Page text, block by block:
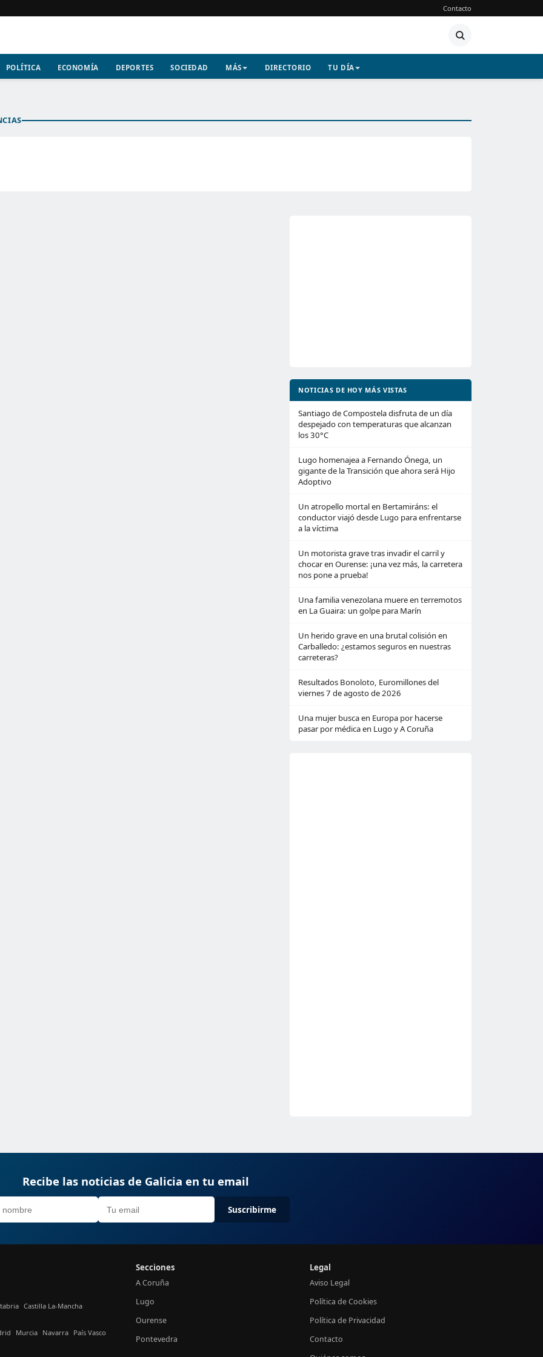
Contacto
POLÍTICA ECONOMÍA DEPORTES SOCIEDAD MÁS DIRECTORIO TU DÍA
NOTICIAS DE HOY MÁS VISTAS
Santiago de Compostela disfruta de un día
despejado con temperaturas que alcanzan
los 30°C
Lugo homenajea a Fernando Ónega, un
gigante de la Transición que ahora será Hijo
Adoptivo
Un atropello mortal en Bertamiráns: el
conductor viajó desde Lugo para enfrentarse
a la víctima
Un motorista grave tras invadir el carril y
chocar en Ourense: ¡una vez más, la carretera
nos pone a prueba!
Una familia venezolana muere en terremotos
en La Guaira: un golpe para Marín
Un herido grave en una brutal colisión en
Carballedo: ¿estamos seguros en nuestras
carreteras?
Resultados Bonoloto, Euromillones del
viernes 7 de agosto de 2026
Una mujer busca en Europa por hacerse
pasar por médica en Lugo y A Coruña
Recibe las noticias de Galicia en tu email
Suscribirme
Castilla La-Mancha
Murcia Navarra País Vasco
Secciones
A Coruña
Lugo
Ourense
Pontevedra
Legal
Aviso Legal
Política de Cookies
Política de Privacidad
Contacto